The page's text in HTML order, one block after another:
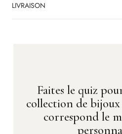
LIVRAISON
Faites le quiz
collection de
correspond le